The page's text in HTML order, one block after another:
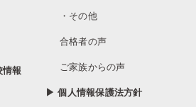
報
・その他
合格者の声
ご家族からの声
▶ 個人情報保護法方針